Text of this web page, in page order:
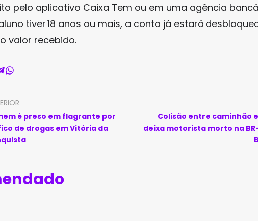
pelo aplicativo Caixa Tem ou em uma agência
tiver 18 anos ou mais, a conta já estará
valor recebido.
é preso em flagrante por
de drogas em Vitória da
Colisão entre caminhão
deixa motorista morto na